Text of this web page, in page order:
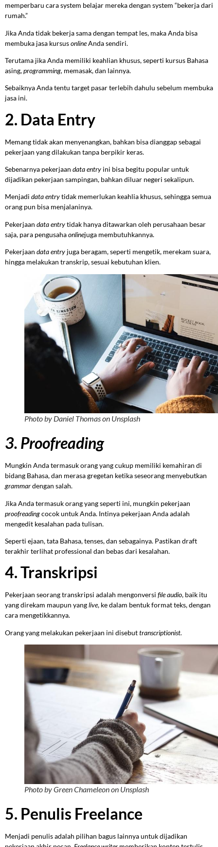
memperbaru cara system belajar mereka dengan system “bekerja dari
rumah.”
Jika Anda tidak bekerja sama dengan tempat les, maka Anda bisa
membuka jasa kursusonlineAnda sendiri.
Terutama jika Anda memiliki keahlian khusus, seperti kursus Bahasa
asing,programming, memasak, dan lainnya.
Sebaiknya Anda tentu target pasar terlebih dahulu sebelum membuka
jasa ini.
2. Data Entry
Memang tidak akan menyenangkan, bahkan bisa dianggap sebagai
pekerjaan yang dilakukan tanpa berpikir keras.
Sebenarnya pekerjaan data entry ini bisa begitu popular untuk
dijadikan pekerjaan sampingan, bahkan diluar negeri sekalipun.
Menjadi data entrytidak memerlukan keahlia khusus, sehingga semua
orang pun bisa menjalaninya.
Pekerjaan data entrytidak hanya ditawarkan oleh perusahaan besar
saja, para pengusahaonlinejuga membutuhkannya.
Pekerjaan data entry juga beragam, seperti mengetik, merekam suara,
hingga melakukan transkrip, sesuai kebutuhan klien.
Photo by Daniel Thomas on Unsplash
3. Proofreading
Mungkin Anda termasuk orang yang cukup memiliki kemahiran di
bidang Bahasa, dan merasa gregetan ketika seseorang menyebutkan
grammardengan salah.
Jika Anda termasuk orang yang seperti ini, mungkin pekerjaan
proofreadingcocok untuk Anda. Intinya pekerjaan Anda adalah
mengedit kesalahan pada tulisan.
Seperti ejaan, tata Bahasa, tenses, dan sebagainya. Pastikan draft
terakhir terlihat professional dan bebas dari kesalahan.
4. Transkripsi
Pekerjaan seorang transkripsi adalah mengonversi file audio, baik itu
yang direkam maupun yanglive, ke dalam bentuk format teks, dengan
cara mengetikkannya.
Orang yang melakukan pekerjaan ini disebuttranscriptionist.
Photo by Green Chameleon on Unsplash
5. Penulis Freelance
Menjadi penulis adalah pilihan bagus lainnya untuk dijadikan